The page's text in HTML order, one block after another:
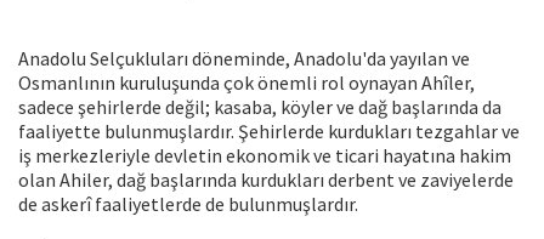
Anadolu Selçukluları döneminde, Anadolu'da yayılan ve
Osmanlının kuruluşunda çok önemli rol oynayan Ahîler,
sadece şehirlerde değil; kasaba, köyler ve dağ başlarında da
faaliyette bulunmuşlardır. Şehirlerde kurdukları tezgahlar ve
iş merkezleriyle devletin ekonomik ve ticari hayatına hakim
olan Ahiler, dağ başlarında kurdukları derbent ve zaviyelerde
de askerî faaliyetlerde de bulunmuşlardır.